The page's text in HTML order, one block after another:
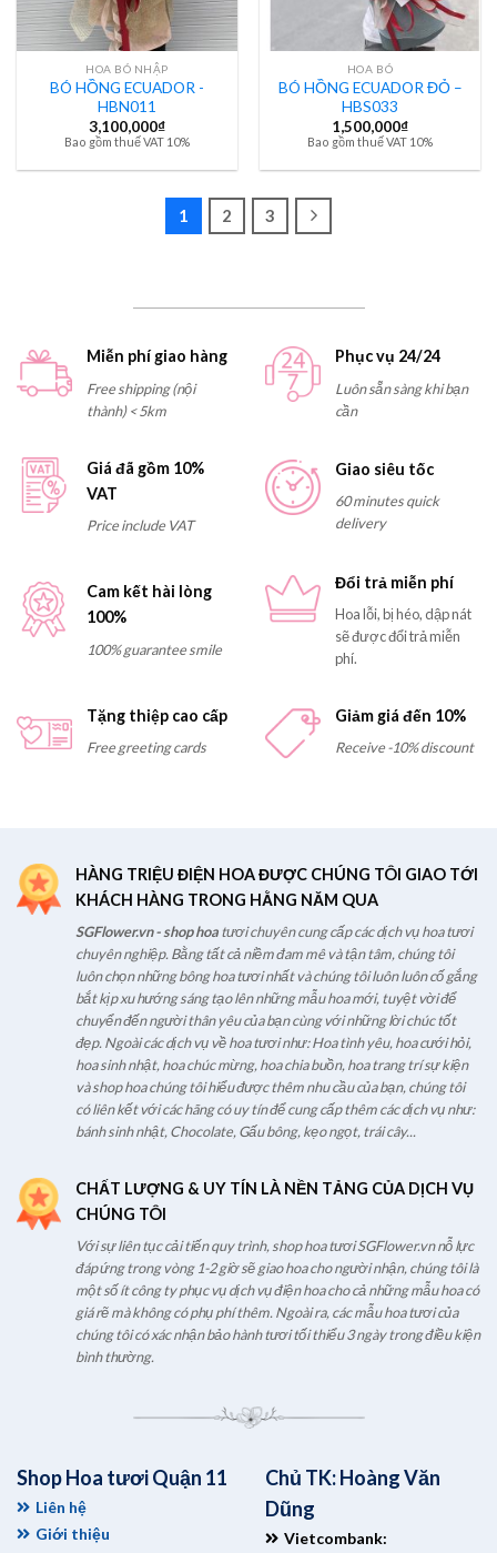
HOA BÓ NHẬP
BÓ HỒNG ECUADOR -
HBN011
3,100,000₫
Bao gồm thuế VAT 10%
HOA BÓ
BÓ HỒNG ECUADOR ĐỎ –
HBS033
1,500,000₫
Bao gồm thuế VAT 10%
1 2 3
Miễn phí giao hàng
Free shipping (nội
thành) < 5km
Phục vụ 24/24
Luôn sẵn sàng khi bạn
cần
Giá đã gồm 10%
VAT
Price include VAT
Giao siêu tốc
60 minutes quick
delivery
Cam kết hài lòng
100%
100% guarantee smile
Đổi trả miễn phí
Hoa lỗi, bị héo, dập nát
sẽ được đổi trả miễn
phí.
Tặng thiệp cao cấp
Free greeting cards
Giảm giá đến 10%
Receive -10% discount
HÀNG TRIỆU ĐIỆN HOA ĐƯỢC CHÚNG TÔI GIAO TỚI
KHÁCH HÀNG TRONG HẰNG NĂM QUA
SGFlower.vn - shop hoatươi chuyên cung cấp các dịch vụ hoa tươi
chuyên nghiệp. Bằng tất cả niềm đam mê và tận tâm, chúng tôi
luôn chọn những bông hoa tươi nhất và chúng tôi luôn luôn cố gắng
bắt kịp xu hướng sáng tạo lên những mẫu hoa mới, tuyệt vời để
chuyển đến người thân yêu của bạn cùng với những lời chúc tốt
đẹp. Ngoài các dịch vụ về hoa tươi như: Hoa tình yêu, hoa cưới hỏi,
hoa sinh nhật, hoa chúc mừng, hoa chia buồn, hoa trang trí sự kiện
và shop hoa chúng tôi hiểu được thêm nhu cầu của bạn, chúng tôi
có liên kết với các hãng có uy tín để cung cấp thêm các dịch vụ như:
bánh sinh nhật, Chocolate, Gấu bông, kẹo ngọt, trái cây...
CHẤT LƯỢNG & UY TÍN LÀ NỀN TẢNG CỦA DỊCH VỤ
CHÚNG TÔI
Với sự liên tục cải tiến quy trình, shop hoa tươi SGFlower.vn nỗ lực
đáp ứng trong vòng 1-2 giờ sẽ giao hoa cho người nhận, chúng tôi là
một số ít công ty phục vụ dịch vụ điện hoa cho cả những mẫu hoa có
giá rẽ mà không có phụ phí thêm. Ngoài ra, các mẫu hoa tươi của
chúng tôi có xác nhận bảo hành tươi tối thiểu 3 ngày trong điều kiện
bình thường.
Shop Hoa tươi Quận 11
Liên hệ
Giới thiệu
Chủ TK: Hoàng Văn
Dũng
Vietcombank: